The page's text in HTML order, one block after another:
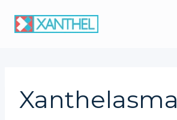
Xanthelasma